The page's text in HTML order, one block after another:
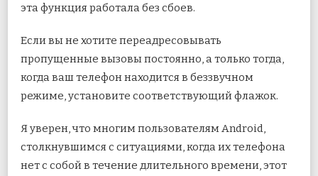
эта функция работала без сбоев.
Если вы не хотите переадресовывать
пропущенные вызовы постоянно, а только тогда,
когда ваш телефон находится в беззвучном
режиме, установите соответствующий флажок.
Я уверен, что многим пользователям Android,
столкнувшимся с ситуациями, когда их телефона
нет с собой в течение длительного времени, этот